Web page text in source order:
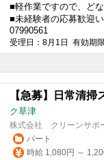
■軽作業ですので、ど
■未経験者の応募歓迎
07990561
受理日：8月1日 有効期
【急募】日常清掃
ク草津
株式会社 クリーンサポ
パート
時給 1,080円 ～